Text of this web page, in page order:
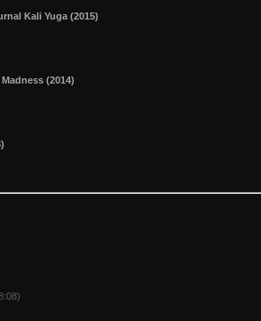
Kali Yuga (2015)
(2014)